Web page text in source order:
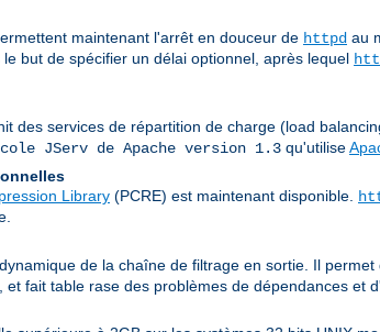
maintenant l'arrêt en douceur de httpd au
but de spécifier un délai optionnel, après lequel
des services de répartition de charge (load
JServ de Apache version 1.3 qu'utilise
Library (PCRE) est maintenant disponible.
de la chaîne de filtrage en sortie. Il
fait table rase des problèmes de dépendances et